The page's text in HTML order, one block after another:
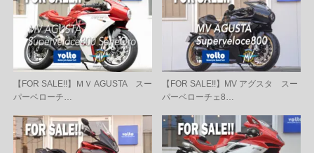
【FOR SALE!!】ＭＶ AGUSTA スー
パーベローチ…
【FOR SALE!!】MV アグスタ スー
パーベローチェ8…